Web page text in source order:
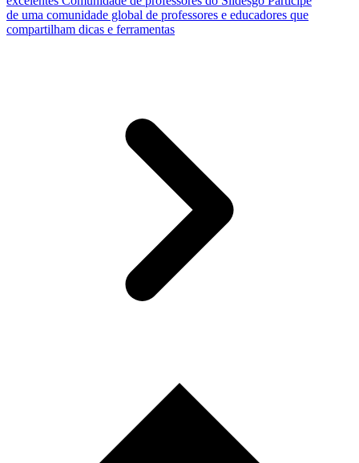
de uma comunidade global de professores e educadores que
compartilham dicas e ferramentas